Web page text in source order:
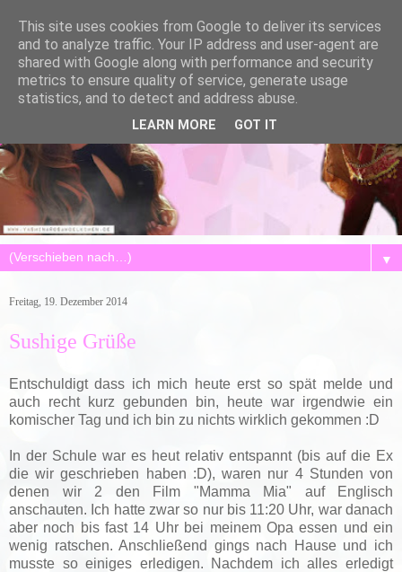
▼
Freitag, 19. Dezember 2014
Sushige Grüße
Entschuldigt dass ich mich heute erst so spät melde und
auch recht kurz gebunden bin, heute war irgendwie ein
komischer Tag und ich bin zu nichts wirklich gekommen :D
In der Schule war es heut relativ entspannt (bis auf die Ex
die wir geschrieben haben :D), waren nur 4 Stunden von
denen wir 2 den Film "Mamma Mia" auf Englisch
anschauten. Ich hatte zwar so nur bis 11:20 Uhr, war danach
aber noch bis fast 14 Uhr bei meinem Opa essen und ein
wenig ratschen. Anschließend gings nach Hause und ich
musste so einiges erledigen. Nachdem ich alles erledigt
This site uses cookies from Google to deliver its services
and to analyze traffic. Your IP address and user-agent are
shared with Google along with performance and security
metrics to ensure quality of service, generate usage
statistics, and to detect and address abuse.
LEARN MORE GOT IT